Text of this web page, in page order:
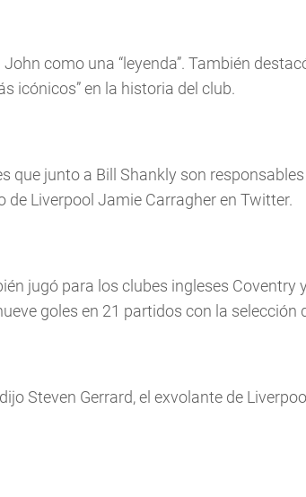
como una “leyenda”. También
icónicos” en la historia del club.
que junto a Bill Shankly son
de Liverpool Jamie Carragher en Twitter.
jugó para los clubes ingleses
goles en 21 partidos con la selección
Steven Gerrard, el exvolante de